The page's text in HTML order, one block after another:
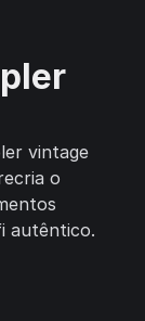
vintage
o
autêntico.